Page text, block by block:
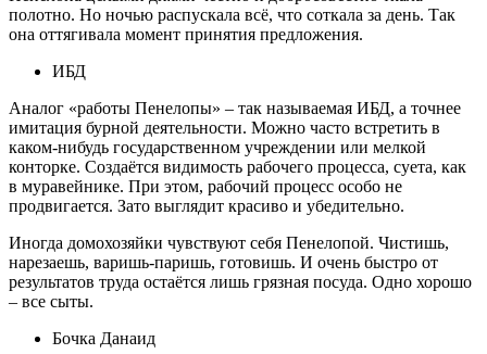
полотно. Но ночью распускала всё, что соткала за день. Так
она оттягивала момент принятия предложения.
ИБД
Аналог «работы Пенелопы» – так называемая ИБД, а точнее
имитация бурной деятельности. Можно часто встретить в
каком-нибудь государственном учреждении или мелкой
конторке. Создаётся видимость рабочего процесса, суета, как
в муравейнике. При этом, рабочий процесс особо не
продвигается. Зато выглядит красиво и убедительно.
Иногда домохозяйки чувствуют себя Пенелопой. Чистишь,
нарезаешь, варишь-паришь, готовишь. И очень быстро от
результатов труда остаётся лишь грязная посуда. Одно хорошо
– все сыты.
Бочка Данаид